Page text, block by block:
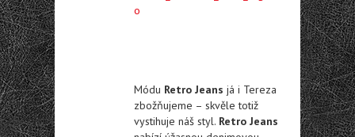
Módu Retro Jeans já i Tereza
zbožňujeme – skvěle totiž
vystihuje náš styl. Retro Jeans